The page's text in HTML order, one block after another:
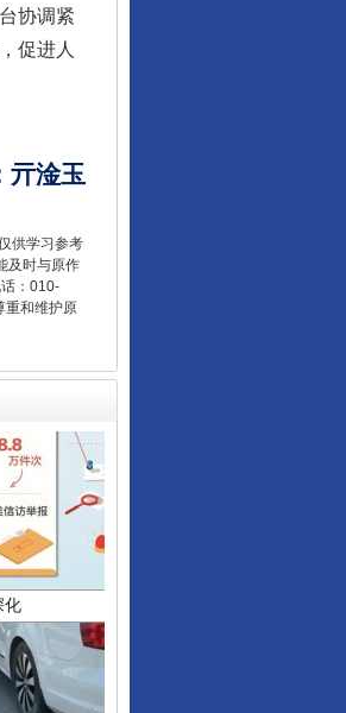
协调紧
促进人
亓淦玉
供学习参考
及时与原作
：010-
重和维护原
化